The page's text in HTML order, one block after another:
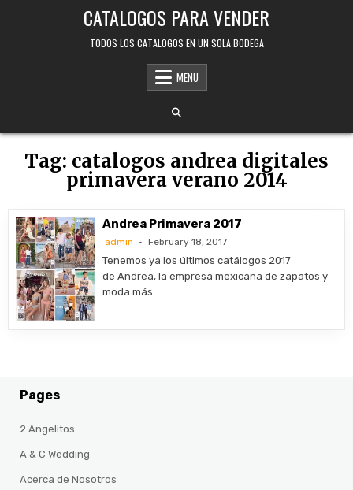
CATALOGOS PARA VENDER
TODOS LOS CATALOGOS EN UN SOLA BODEGA
MENU
Tag: catalogos andrea digitales
primavera verano 2014
Andrea Primavera 2017
admin February 18, 2017
Tenemos ya los últimos catálogos 2017
de Andrea, la empresa mexicana de zapatos y
moda más…
Pages
2 Angelitos
A & C Wedding
Acerca de Nosotros